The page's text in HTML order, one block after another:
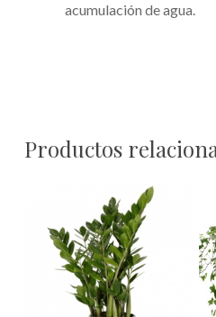
acumulación de agua.
Productos